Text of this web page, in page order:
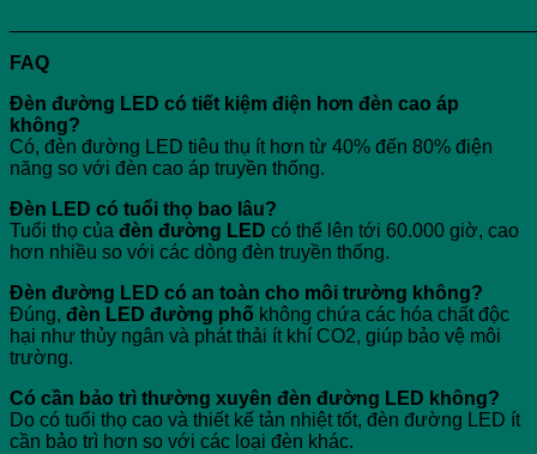
FAQ
Đèn đường LED có tiết kiệm điện hơn đèn cao áp
không?
Có, đèn đường LED tiêu thụ ít hơn từ 40% đến 80% điện
năng so với đèn cao áp truyền thống.
Đèn LED có tuổi thọ bao lâu?
Tuổi thọ của đèn đường LED có thể lên tới 60.000 giờ, cao
hơn nhiều so với các dòng đèn truyền thống.
Đèn đường LED có an toàn cho môi trường không?
Đúng, đèn LED đường phố không chứa các hóa chất độc
hại như thủy ngân và phát thải ít khí CO2, giúp bảo vệ môi
trường.
Có cần bảo trì thường xuyên đèn đường LED không?
Do có tuổi thọ cao và thiết kế tản nhiệt tốt, đèn đường LED ít
cần bảo trì hơn so với các loại đèn khác.